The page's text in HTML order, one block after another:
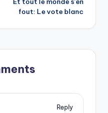
fout: Le vote blanc
Reply